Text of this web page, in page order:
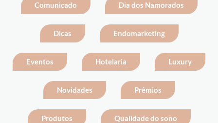
Comunicado Dia dos Namorados
Dicas Endomarketing
Eventos Hotelaria Luxury
Novidades Prêmios
Produtos Qualidade do sono